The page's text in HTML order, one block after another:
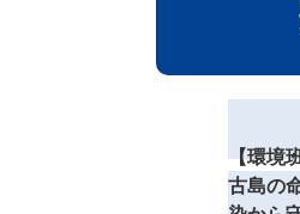
【環境
古島の